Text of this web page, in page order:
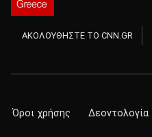
ΑΚΟΛΟΥΘΗΣΤΕ ΤΟ CNN.GR
Όροι χρήσης Δεοντολογία